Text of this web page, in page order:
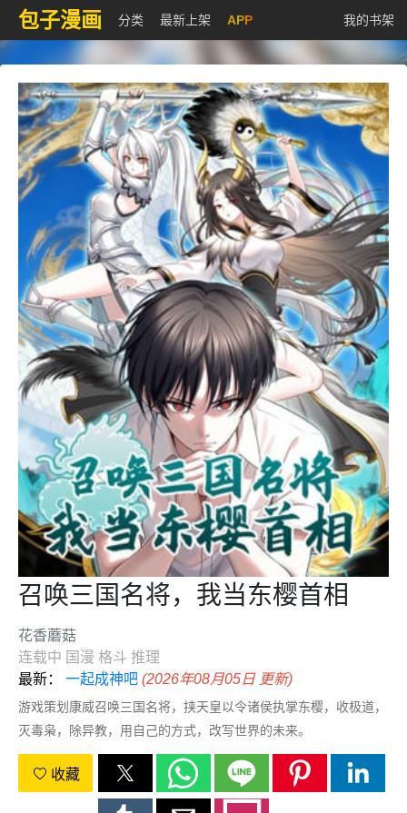
包子漫画 分类 最新上架 APP 我的书架
召唤三国名将，我当东樱首相
花香蘑菇
连载中 国漫 格斗 推理
最新： 一起成神吧 (2026年08月05日 更新)
游戏策划康威召唤三国名将，挟天皇以令诸侯执掌东樱，收极道，
灭毒枭，除异教，用自己的方式，改写世界的未来。
收藏